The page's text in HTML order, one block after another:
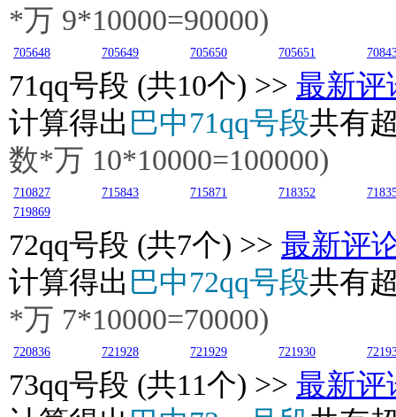
*万 9*10000=90000)
705648 705649 705650 705651
71qq号段 (共10个) >> 最新评
计算得出 巴中71qq号段共有
数*万 10*10000=100000)
710827 715843 715871 718352
719869
72qq号段 (共7个) >> 最新评
计算得出 巴中72qq号段共有
*万 7*10000=70000)
720836 721928 721929 721930
73qq号段 (共11个) >> 最新评